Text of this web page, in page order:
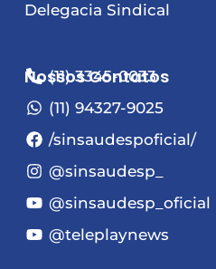
Delegacia Sindical
Nossos Contatos
(11) 3345-0033
(11) 94327-9025
/sinsaudespoficial/
@sinsaudesp_
@sinsaudesp_oficial
@teleplaynews